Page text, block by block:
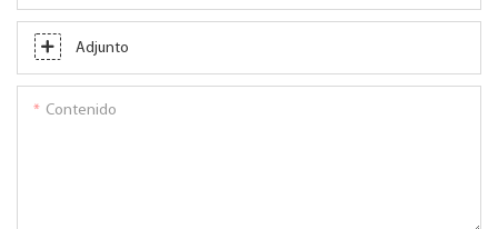
Adjunto
Contenido